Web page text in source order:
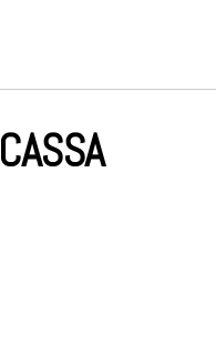
CASSA